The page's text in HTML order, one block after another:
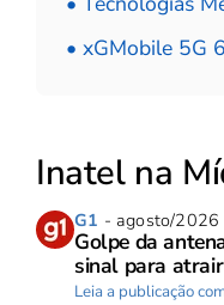
• xGMobile 5G
Inatel na
G1 - agosto/2026
Golpe da
sinal para
Leia a publicação